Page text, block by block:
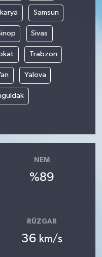
Samsun
Sivas
Trabzon
Yalova
NEM
%89
RÜZGAR
36 km/s